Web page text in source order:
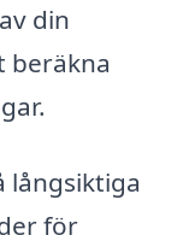
din
beräkna
långsiktiga
för